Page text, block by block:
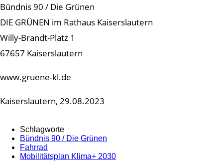
Bündnis 90 / Die Grünen
DIE GRÜNEN im Rathaus Kaiserslautern
Willy-Brandt-Platz 1
67657 Kaiserslautern
www.gruene-kl.de
Kaiserslautern, 29.08.2023
Schlagworte
Bündnis 90 / Die Grünen
Fahrrad
Mobilitätsplan Klima+ 2030